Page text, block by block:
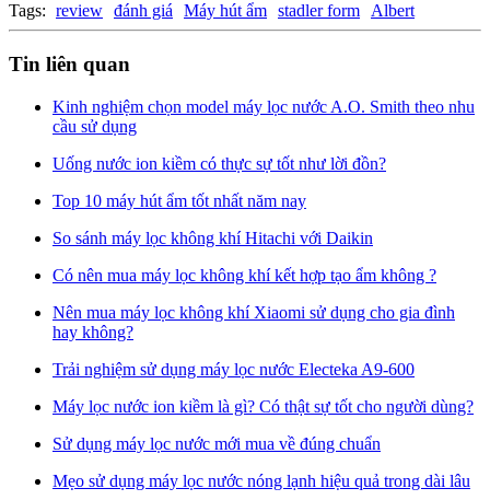
Tags: review đánh giá Máy hút ẩm stadler form Albert
Tin liên quan
Kinh nghiệm chọn model máy lọc nước A.O. Smith theo nhu
cầu sử dụng
Uống nước ion kiềm có thực sự tốt như lời đồn?
Top 10 máy hút ẩm tốt nhất năm nay
So sánh máy lọc không khí Hitachi với Daikin
Có nên mua máy lọc không khí kết hợp tạo ẩm không ?
Nên mua máy lọc không khí Xiaomi sử dụng cho gia đình
hay không?
Trải nghiệm sử dụng máy lọc nước Electeka A9-600
Máy lọc nước ion kiềm là gì? Có thật sự tốt cho người dùng?
Sử dụng máy lọc nước mới mua về đúng chuẩn
Mẹo sử dụng máy lọc nước nóng lạnh hiệu quả trong dài lâu